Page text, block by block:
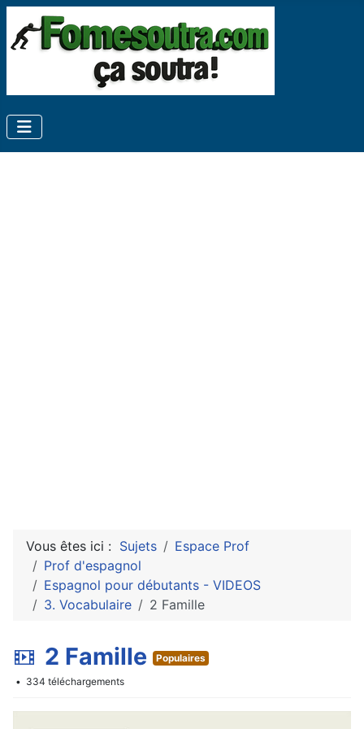
Vous êtes ici : Sujets
Espace Prof
Prof d'espagnol
Espagnol pour débutants - VIDEOS
3. Vocabulaire
2 Famille
v
i
d
2 Famille Populaires
334 téléchargements